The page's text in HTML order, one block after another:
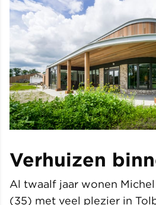
Verhuizen
Al twaalf jaar wonen
(35) met veel plezier in